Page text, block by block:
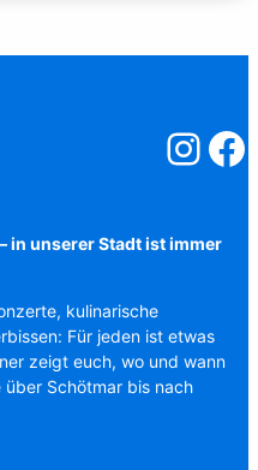
in unserer Stadt ist immer
kulinarische
Für jeden ist etwas
zeigt euch, wo und wann
über Schötmar bis nach